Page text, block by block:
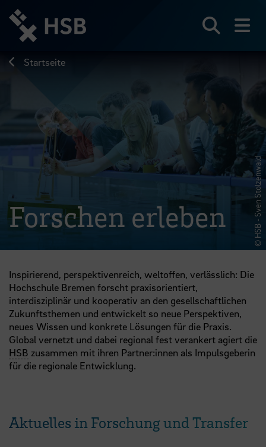
zum
Seiteninhalt
springen
Startseite
© HSB - Sven Stolzenwald
Forschen erleben
Inspirierend, perspektivenreich, weltoffen, verlässlich: Die
Hochschule Bremen forscht praxisorientiert,
interdisziplinär und kooperativ an den gesellschaftlichen
Zukunftsthemen und entwickelt so neue Perspektiven,
neues Wissen und konkrete Lösungen für die Praxis.
Global vernetzt und dabei regional fest verankert agiert die
HSB zusammen mit ihren Partner:innen als Impulsgeberin
für die regionale Entwicklung.
Aktuelles in Forschung und Transfer